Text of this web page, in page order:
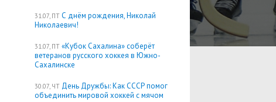
31.07, ПТ С днём рождения, Николай
Николаевич!
31.07, ПТ «Кубок Сахалина» соберёт
ветеранов русского хоккея в Южно-
Сахалинске
30.07, ЧТ День Дружбы: Как СССР помог
объединить мировой хоккей с мячом